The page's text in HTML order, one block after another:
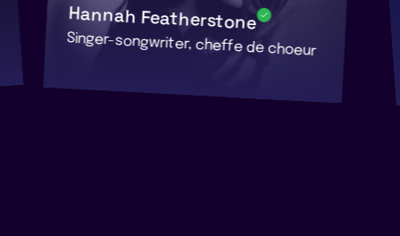
Hannah Featherstone
Singer-songwriter, cheffe de choeur